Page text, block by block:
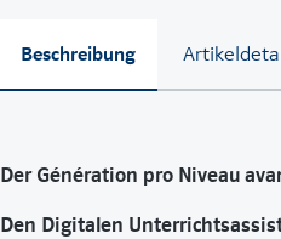
Beschreibung
Der Génération pro Niveau
Den Digitalen